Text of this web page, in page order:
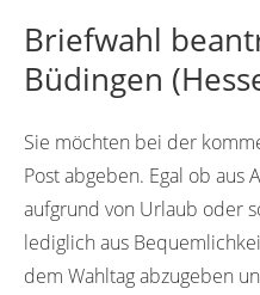
Briefwahl
Büdingen
Sie möchten bei der
Post abgeben. Egal ob
aufgrund von Urlaub oder
lediglich aus
dem Wahltag abzugeben